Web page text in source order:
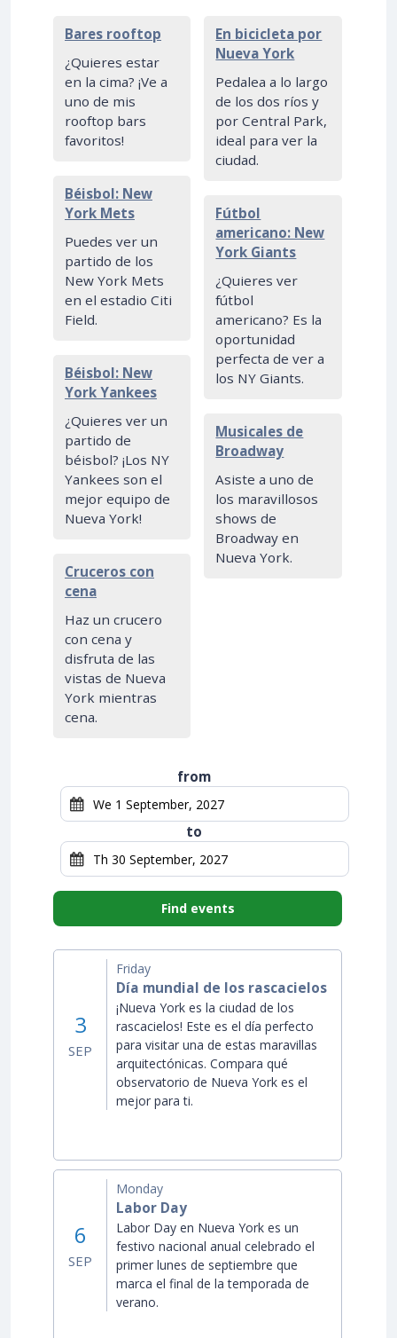
Bares rooftop
¿Quieres estar
en la cima? ¡Ve a
uno de mis
rooftop bars
favoritos!
Béisbol: New
York Mets
Puedes ver un
partido de los
New York Mets
en el estadio Citi
Field.
Béisbol: New
York Yankees
¿Quieres ver un
partido de
béisbol? ¡Los NY
Yankees son el
mejor equipo de
Nueva York!
Cruceros con
cena
Haz un crucero
con cena y
disfruta de las
vistas de Nueva
York mientras
cena.
En bicicleta por
Nueva York
Pedalea a lo largo
de los dos ríos y
por Central Park,
ideal para ver la
ciudad.
Fútbol
americano: New
York Giants
¿Quieres ver
fútbol
americano? Es la
oportunidad
perfecta de ver a
los NY Giants.
Musicales de
Broadway
Asiste a uno de
los maravillosos
shows de
Broadway en
Nueva York.
from
to
Find events
3
SEP
Friday
Día mundial de los rascacielos
¡Nueva York es la ciudad de los
rascacielos! Este es el día perfecto
para visitar una de estas maravillas
arquitectónicas. Compara qué
observatorio de Nueva York es el
mejor para ti.
6
SEP
Monday
Labor Day
Labor Day en Nueva York es un
festivo nacional anual celebrado el
primer lunes de septiembre que
marca el final de la temporada de
verano.